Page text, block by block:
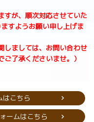
すが、順次対応させていた
すようお願い申し上げま
しましては、お問い合わせ
了承くださいませ。）
はこちら
ームはこちら